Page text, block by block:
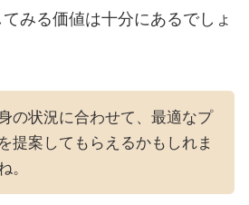
みる価値は十分にあるでしょ
の状況に合わせて、最適なプ
提案してもらえるかもしれま
。